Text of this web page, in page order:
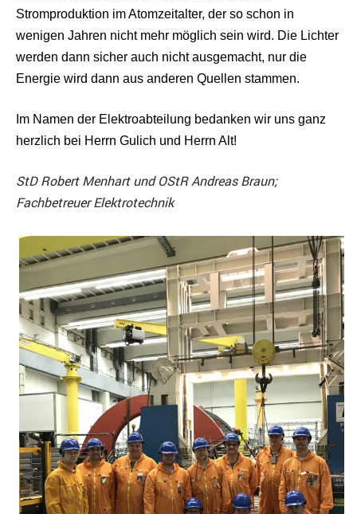
Stromproduktion im Atomzeitalter, der so schon in
wenigen Jahren nicht mehr möglich sein wird. Die Lichter
werden dann sicher auch nicht ausgemacht, nur die
Energie wird dann aus anderen Quellen stammen.
Im Namen der Elektroabteilung bedanken wir uns ganz
herzlich bei Herrn Gulich und Herrn Alt!
StD Robert Menhart und OStR Andreas Braun;
Fachbetreuer Elektrotechnik